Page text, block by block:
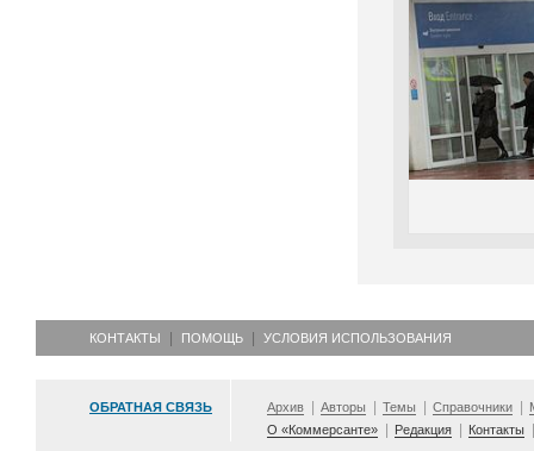
КОНТАКТЫ ПОМОЩЬ УСЛОВИЯ ИСПОЛЬЗОВАНИЯ
ОБРАТНАЯ СВЯЗЬ Архив Авторы Темы Справочники
О «Коммерсанте»
Редакция Контакты